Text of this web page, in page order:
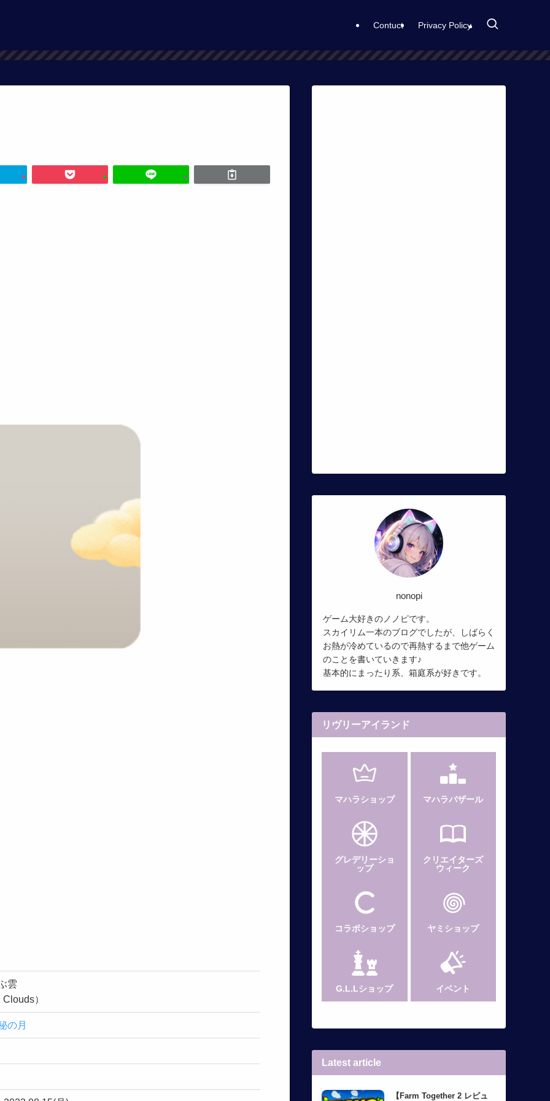
Contuct Privacy Policy
雲
）
の月
nonopi
ゲーム大好きのノノピです。
スカイリム一本のブログでしたが、しばらく
お熱が冷めているので再熱するまで他ゲーム
のことを書いていきます♪
基本的にまったり系、箱庭系が好きです。
リヴリーアイランド
マハラショップ マハラバザール
グレデリーショ
ップ
クリエイターズ
ウィーク
コラボショップ ヤミショップ
G.L.Lショップ イベント
Latest article
【Farm Together 2 レビュ